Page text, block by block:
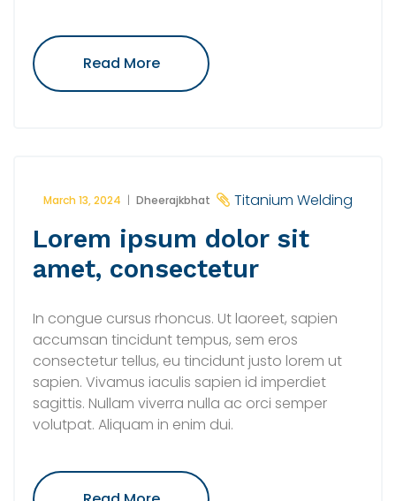
Read More"Neque
Quisquam
March 13, 2024 Dheerajkbhat Titanium Welding
Lorem ipsum dolor sit
amet, consectetur
In congue cursus rhoncus. Ut laoreet, sapien
accumsan tincidunt tempus, sem eros
consectetur tellus, eu tincidunt justo lorem ut
sapien. Vivamus iaculis sapien id imperdiet
sagittis. Nullam viverra nulla ac orci semper
volutpat. Aliquam in enim dui.